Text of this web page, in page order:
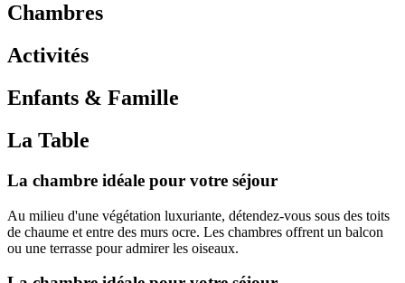
Chambres
Activités
Enfants & Famille
La Table
La chambre idéale pour votre séjour
Au milieu d'une végétation luxuriante, détendez-vous sous des toits
de chaume et entre des murs ocre. Les chambres offrent un balcon
ou une terrasse pour admirer les oiseaux.